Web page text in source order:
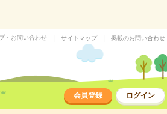
・お問い合わせ サイトマップ 掲載のお問い合わせ
会員登録 ログイン